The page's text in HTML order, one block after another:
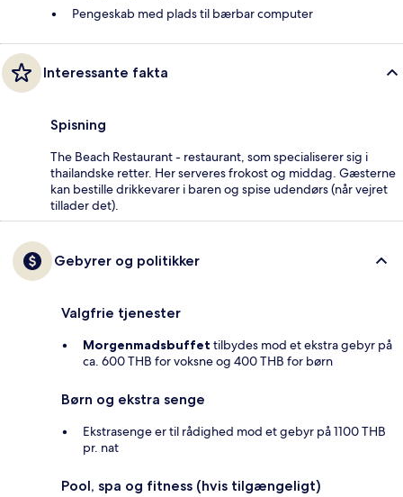
Pengeskab med plads til bærbar computer
Interessante fakta
Spisning
The Beach Restaurant - restaurant, som specialiserer sig i
thailandske retter. Her serveres frokost og middag. Gæsterne
kan bestille drikkevarer i baren og spise udendørs (når vejret
tillader det).
Gebyrer og politikker
Valgfrie tjenester
Morgenmadsbuffet tilbydes mod et ekstra gebyr på
ca. 600 THB for voksne og 400 THB for børn
Børn og ekstra senge
Ekstrasenge er til rådighed mod et gebyr på 1100 THB
pr. nat
Pool, spa og fitness (hvis tilgængeligt)